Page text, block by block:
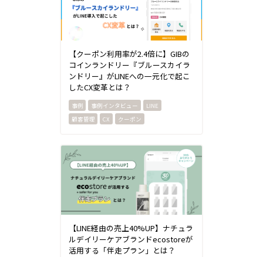
【クーポン利用率が2.4倍に】GIBの
コインランドリー『ブルースカイラ
ンドリー』がLINEへの一元化で起こ
したCX変革とは？
事例インタビュー
LINE
顧客管理
CX クーポン
【LINE経由の売上40%UP】ナチュラ
ルデイリーケアブランドecostoreが
活用する「伴走プラン」とは？